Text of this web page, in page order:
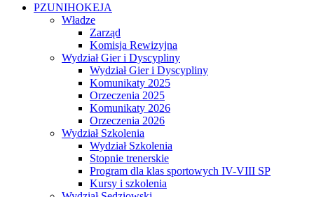
PZUNIHOKEJA
Władze
Zarząd
Komisja Rewizyjna
Wydział Gier i Dyscypliny
Wydział Gier i Dyscypliny
Komunikaty 2025
Orzeczenia 2025
Komunikaty 2026
Orzeczenia 2026
Wydział Szkolenia
Wydział Szkolenia
Stopnie trenerskie
Program dla klas sportowych IV-VIII SP
Kursy i szkolenia